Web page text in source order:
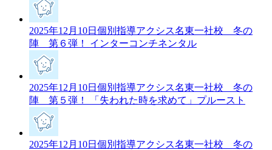
2025年12月10日 個別指導アクシス名東一社校 冬の
陣 第６弾！ インターコンチネンタル
2025年12月10日 個別指導アクシス名東一社校 冬の
陣 第５弾！ 「失われた時を求めて」プルースト
2025年12月10日 個別指導アクシス名東一社校 冬の